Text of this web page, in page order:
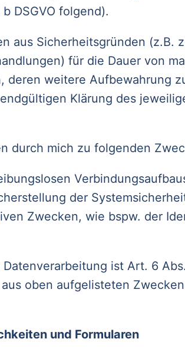
DSGVO folgend).
aus Sicherheitsgründen (z.B.
für die Dauer von
deren weitere Aufbewahrung
Klärung des
durch mich zu folgenden
der
Zwecken, wie bspw. der
ist Art. 6
oben aufgelisteten
und Formularen